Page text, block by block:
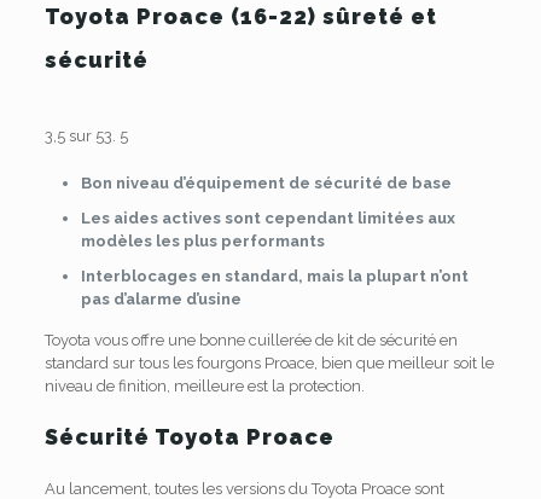
Toyota Proace (16-22) sûreté et
sécurité
3,5 sur 53. 5
Bon niveau d’équipement de sécurité de base
Les aides actives sont cependant limitées aux
modèles les plus performants
Interblocages en standard, mais la plupart n’ont
pas d’alarme d’usine
Toyota vous offre une bonne cuillerée de kit de sécurité en
standard sur tous les fourgons Proace, bien que meilleur soit le
niveau de finition, meilleure est la protection.
Sécurité Toyota Proace
Au lancement, toutes les versions du Toyota Proace sont